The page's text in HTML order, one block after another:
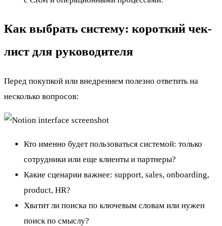
Как выбрать систему: короткий чек-
лист для руководителя
Перед покупкой или внедрением полезно ответить на
несколько вопросов:
Кто именно будет пользоваться системой: только
сотрудники или еще клиенты и партнеры?
Какие сценарии важнее: support, sales, onboarding,
product, HR?
Хватит ли поиска по ключевым словам или нужен
поиск по смыслу?